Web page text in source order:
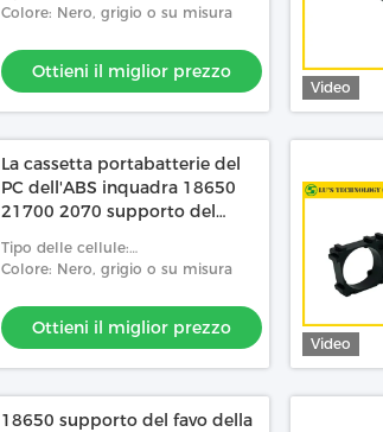
18650/26650/21700/32650/32700
Colore: Nero, grigio o su misura
Ottieni il miglior prezzo
Video
La cassetta portabatterie del
PC dell'ABS inquadra 18650
21700 2070 supporto del
Tipo delle cellule:
18650/26650/21700/32650/32700
Colore: Nero, grigio o su misura
Ottieni il miglior prezzo
Video
18650 supporto del favo della